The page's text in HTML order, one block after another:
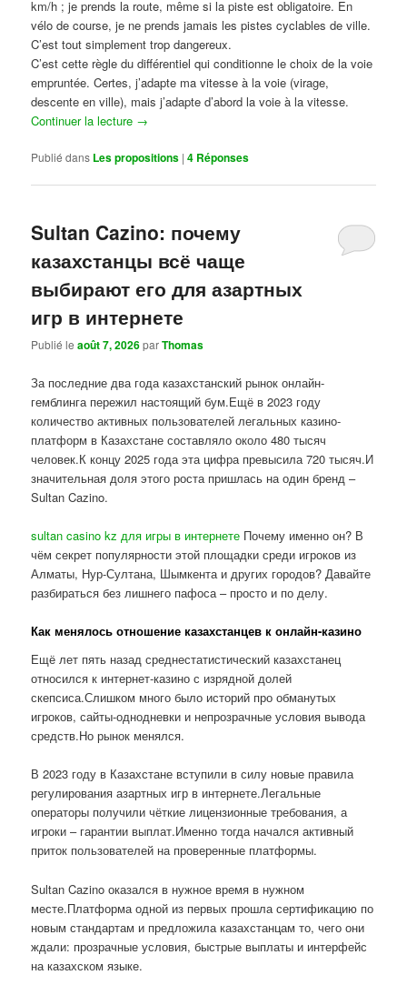
km/h ; je prends la route, même si la piste est obligatoire. En
vélo de course, je ne prends jamais les pistes cyclables de ville.
C’est tout simplement trop dangereux.
C’est cette règle du différentiel qui conditionne le choix de la voie
empruntée. Certes, j’adapte ma vitesse à la voie (virage,
descente en ville), mais j’adapte d’abord la voie à la vitesse.
Continuer la lecture →
Publié dans Les propositions |4 Réponses
Sultan Cazino: почему
казахстанцы всё чаще
выбирают его для азартных
игр в интернете
Publié leaoût 7, 2026parThomas
За последние два года казахстанский рынок онлайн-
гемблинга пережил настоящий бум.Ещё в 2023 году
количество активных пользователей легальных казино-
платформ в Казахстане составляло около 480 тысяч
человек.К концу 2025 года эта цифра превысила 720 тысяч.И
значительная доля этого роста пришлась на один бренд –
Sultan Cazino.
sultan casino kz для игры в интернете Почему именно он? В
чём секрет популярности этой площадки среди игроков из
Алматы, Нур-Султана, Шымкента и других городов? Давайте
разбираться без лишнего пафоса – просто и по делу.
Как менялось отношение казахстанцев к онлайн-казино
Ещё лет пять назад среднестатистический казахстанец
относился к интернет-казино с изрядной долей
скепсиса.Слишком много было историй про обманутых
игроков, сайты-однодневки и непрозрачные условия вывода
средств.Но рынок менялся.
В 2023 году в Казахстане вступили в силу новые правила
регулирования азартных игр в интернете.Легальные
операторы получили чёткие лицензионные требования, а
игроки – гарантии выплат.Именно тогда начался активный
приток пользователей на проверенные платформы.
Sultan Cazino оказался в нужное время в нужном
месте.Платформа одной из первых прошла сертификацию по
новым стандартам и предложила казахстанцам то, чего они
ждали: прозрачные условия, быстрые выплаты и интерфейс
на казахском языке.